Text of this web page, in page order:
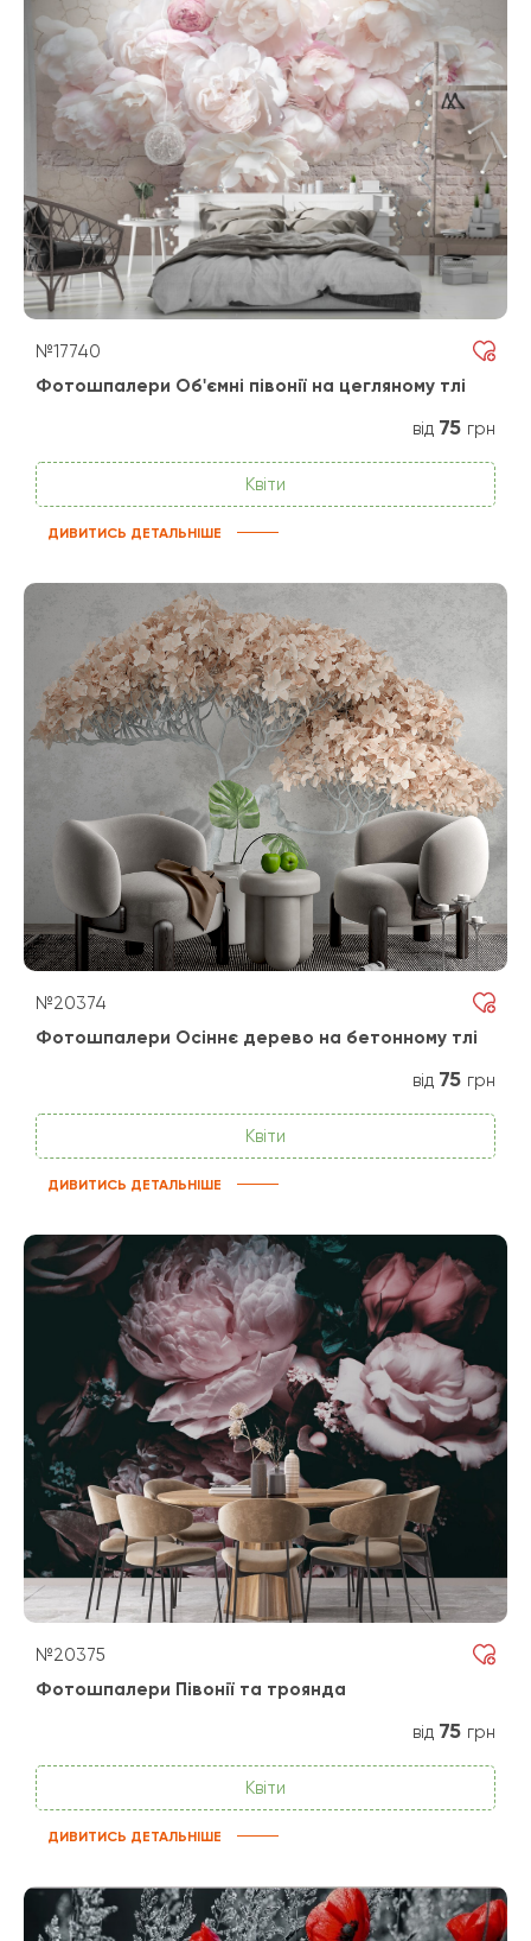
№17740
Фотошпалери Об'ємні півонії на цегляному тлі
від 75 грн
Квіти
ДИВИТИСЬ ДЕТАЛЬНІШЕ
№20374
Фотошпалери Осіннє дерево на бетонному тлі
від 75 грн
Квіти
ДИВИТИСЬ ДЕТАЛЬНІШЕ
№20375
Фотошпалери Півонії та троянда
від 75 грн
Квіти
ДИВИТИСЬ ДЕТАЛЬНІШЕ